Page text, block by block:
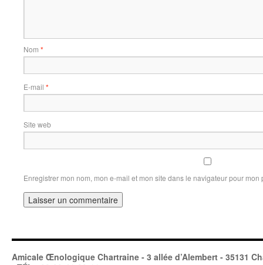
Nom *
E-mail *
Site web
Enregistrer mon nom, mon e-mail et mon site dans le navigateur pour
Amicale Œnologique Chartraine - 3 allée d’Alembert - 35131